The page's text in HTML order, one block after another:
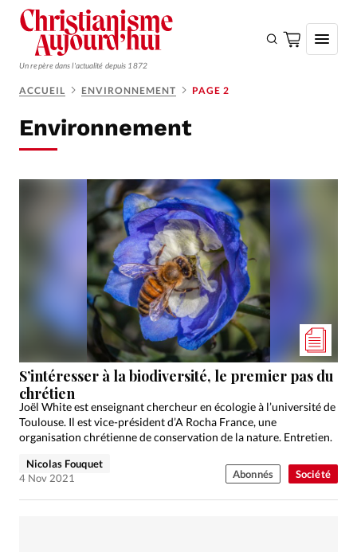
Un repère dans l'actualité depuis 1872
Monde
Tous les articles
Faire un don
Se connecter
Édition: Internationale
Devise:
RUBRIQUES
Tous les articles
Actualité chrétienne
Actualité internationale
Dossier
Génération réveil
Monde
ACCUEIL ENVIRONNEMENT PAGE 2
Environnement
Société
S’intéresser à la biodiversité, le premier pas du
chrétien
Joël White est enseignant chercheur en écologie à l’université de
Toulouse. Il est vice-président d’A Rocha France, une
organisation chrétienne de conservation de la nature. Entretien.
Nicolas Fouquet
4 Nov 2021
Abonnés